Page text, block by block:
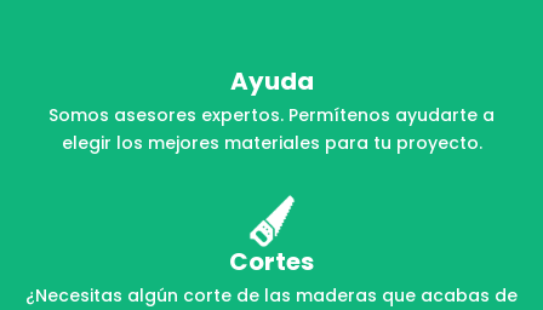
Ayuda
Somos asesores expertos. Permítenos ayudarte a
elegir los mejores materiales para tu proyecto.
Cortes
¿Necesitas algún corte de las maderas que acabas de